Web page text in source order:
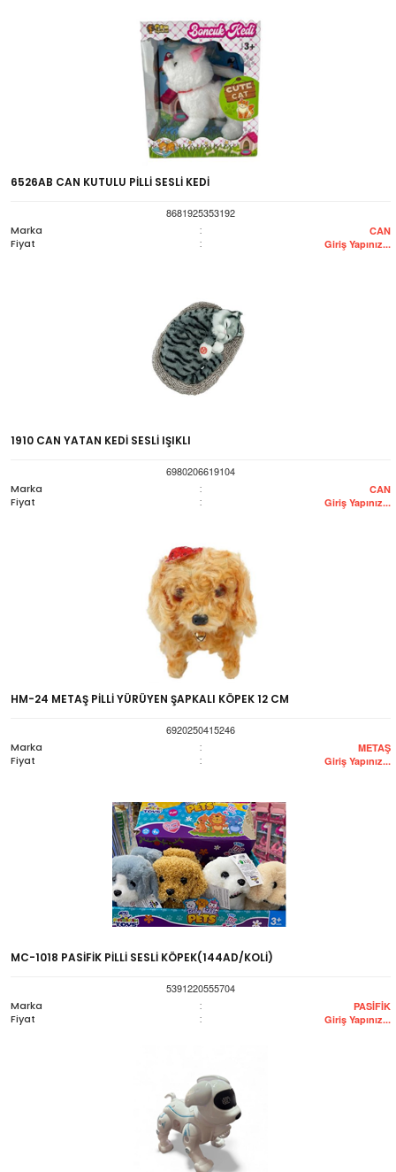
6526AB CAN KUTULU PİLLİ SESLİ KEDİ
8681925353192
Marka
: CAN
Fiyat : Giriş Yapınız...
1910 CAN YATAN KEDİ SESLİ IŞIKLI
6980206619104
Marka
: CAN
Fiyat : Giriş Yapınız...
HM-24 METAŞ PİLLİ YÜRÜYEN ŞAPKALI KÖPEK 12 CM
6920250415246
Marka
: METAŞ
Fiyat : Giriş Yapınız...
MC-1018 PASİFİK PİLLİ SESLİ KÖPEK(144AD/KOLİ)
5391220555704
Marka
: PASİFİK
Fiyat : Giriş Yapınız...